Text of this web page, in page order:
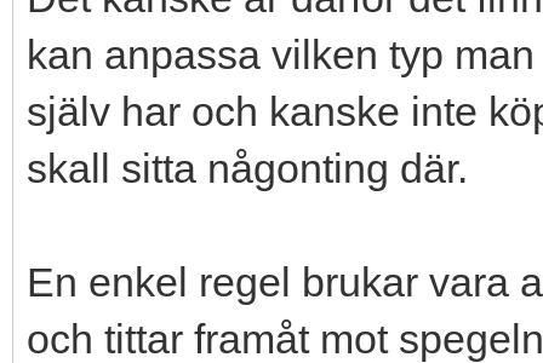
kan anpassa vilken typ
själv har och kanske inte
skall sitta någonting där.
En enkel regel brukar vara
och tittar framåt mot